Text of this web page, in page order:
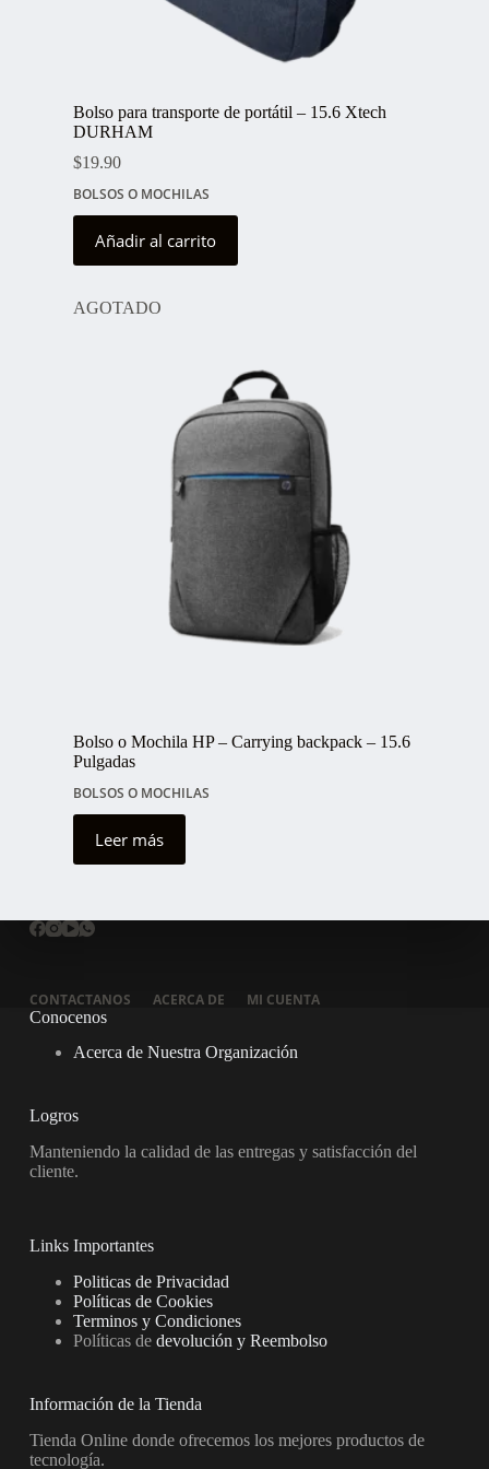
Bolso para transporte de portátil – 15.6 Xtech
DURHAM
$19.90
BOLSOS O MOCHILAS
Añadir al carrito
AGOTADO
Bolso o Mochila HP – Carrying backpack – 15.6
Pulgadas
BOLSOS O MOCHILAS
Leer más
CONTACTANOS ACERCA DE
MI CUENTA
Conocenos
Acerca de Nuestra Organización
Logros
Manteniendo la calidad de las entregas y satisfacción del
cliente.
Links Importantes
Politicas de Privacidad
Políticas de Cookies
Terminos y Condiciones
Políticas de devolución y Reembolso
Información de la Tienda
Tienda Online donde ofrecemos los mejores productos de
tecnología.